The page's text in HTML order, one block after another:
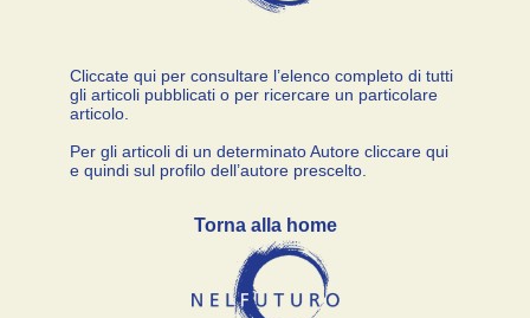
Cliccate qui per consultare l’elenco completo di tutti
gli articoli pubblicati o per ricercare un particolare
articolo.
Per gli articoli di un determinato Autore cliccare qui
e quindi sul profilo dell’autore prescelto.
Torna alla home